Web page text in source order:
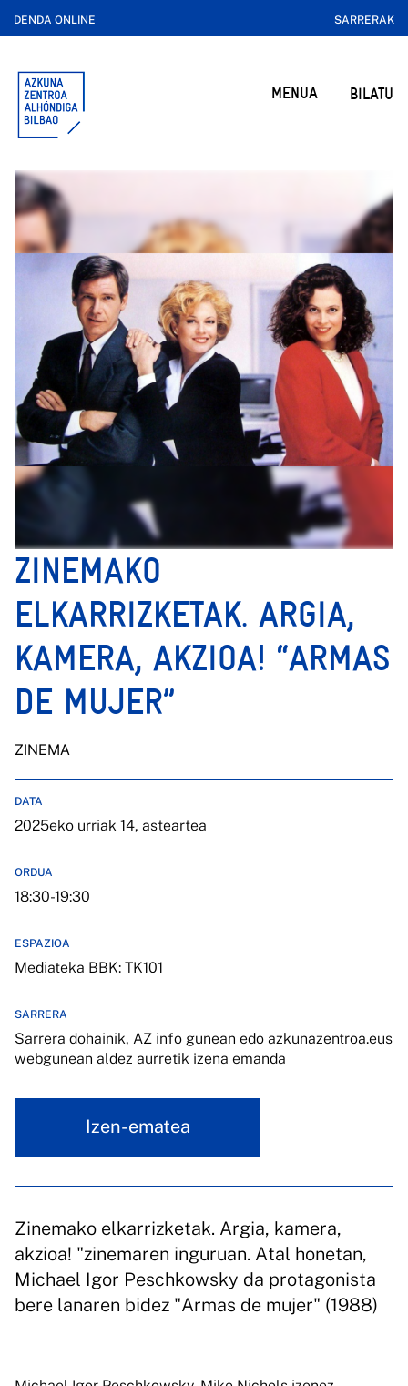
DENDA ONLINE SARRERAK
MENUA BILATU
ZINEMAKO
ELKARRIZKETAK. ARGIA,
KAMERA, AKZIOA! “ARMAS
DE MUJER”
ZINEMA
DATA
2025eko urriak 14, asteartea
ORDUA
18:30-19:30
ESPAZIOA
Mediateka BBK: TK101
SARRERA
Sarrera dohainik, AZ info gunean edo azkunazentroa.eus
webgunean aldez aurretik izena emanda
Izen-ematea
Zinemako elkarrizketak. Argia, kamera,
akzioa! "zinemaren inguruan. Atal honetan,
Michael Igor Peschkowsky da protagonista
bere lanaren bidez "Armas de mujer" (1988)